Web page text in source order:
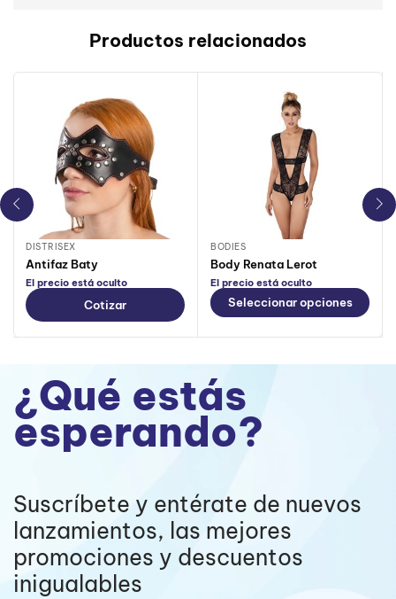
Productos relacionados
DISTRISEX
Antifaz Baty
El precio está oculto
Cotizar
BODIES
Body Renata Lerot
El precio está oculto
Seleccionar opciones
¿Qué estás
esperando?
Suscríbete y entérate de nuevos
lanzamientos, las mejores
promociones y descuentos
inigualables